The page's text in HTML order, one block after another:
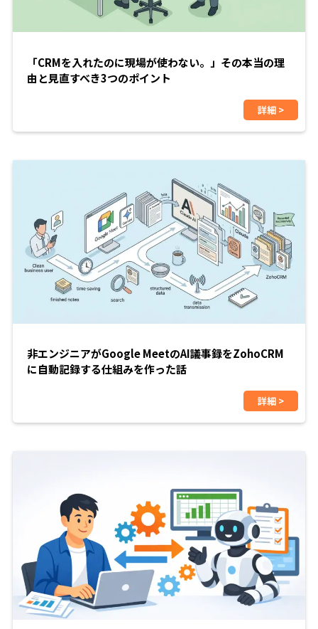
「CRMを入れたのに現場が使わない。」その本当の理
由と見直すべき3つのポイント
詳細 >
非エンジニアがGoogle MeetのAI議事録をZohoCRM
に自動記録する仕組みを作った話
詳細 >